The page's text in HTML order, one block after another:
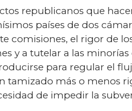
republicanos que
países de dos
comisiones, el rigor de
y a tutelar a las minorías
para regular el
tamizado más o menos
de impedir la